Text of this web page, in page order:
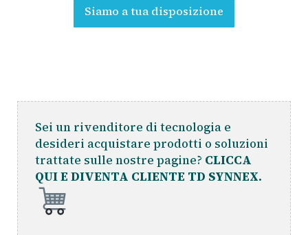
Siamo a tua disposizione
Sei un rivenditore di tecnologia e
desideri acquistare prodotti o soluzioni
trattate sulle nostre pagine? CLICCA
QUI E DIVENTA CLIENTE TD SYNNEX.